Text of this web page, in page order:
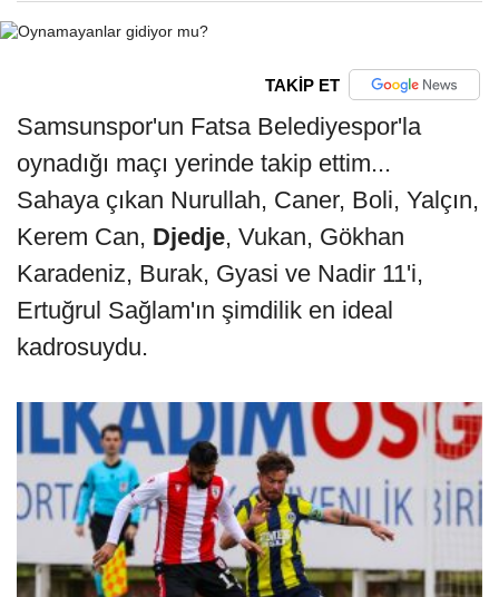
TAKİP ET
Samsunspor'un Fatsa Belediyespor'la
oynadığı maçı yerinde takip ettim...
Sahaya çıkan Nurullah, Caner, Boli, Yalçın,
Kerem Can, Djedje, Vukan, Gökhan
Karadeniz, Burak, Gyasi ve Nadir 11'i,
Ertuğrul Sağlam'ın şimdilik en ideal
kadrosuydu.